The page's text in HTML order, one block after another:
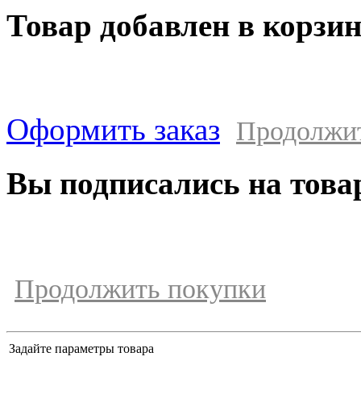
Товар добавлен в
Оформить заказ
Вы подписались на
Продолжить покупки
Задайте параметры товара